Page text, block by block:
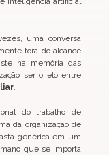
uma conversa
fora do alcance
na memória das
ser o elo entre
.
da organização de
que se importa